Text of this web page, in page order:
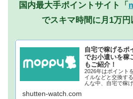
国内最大手ポイントサイト「
でスキマ時間に月1万円
自宅で稼げるポ
でお小遣いを稼
もご紹介！
2026年はポイント
イルなどと交換す
んな中、自宅で稼
ー」が注目されて
自宅でポイントを
shutten-watch.com